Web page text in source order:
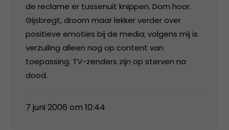
de reclame er tussenuit knippen. Dom hoor.
Gijsbregt, droom maar lekker verder over
positieve emoties bij de media; volgens mij is
verzuiling alleen nog op content van
toepassing. TV-zenders zijn op sterven na
dood.
7 juni 2006 om 10:44